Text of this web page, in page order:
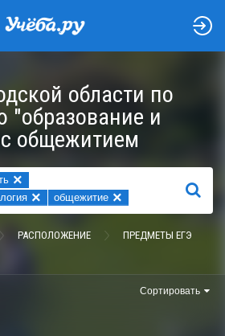
области по
"образование и
общежитием
×
× общежитие × НАЙТИ
РАСПОЛОЖЕНИЕ ПРЕДМЕТЫ ЕГЭ
Сортировать